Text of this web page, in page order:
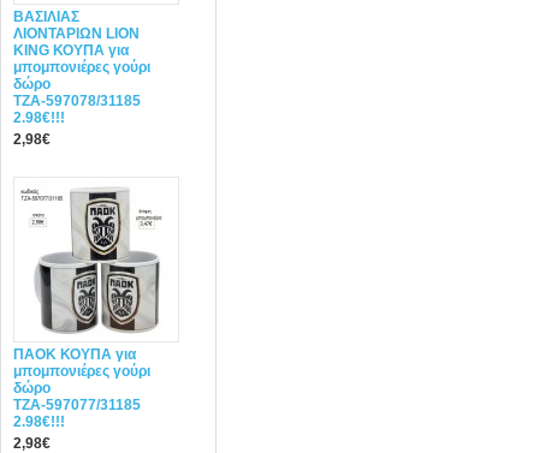
ΒΑΣΙΛΙΑΣ
ΛΙΟΝΤΑΡΙΩΝ LION
KING ΚΟΥΠΑ για
μπομπονιέρες γούρι
δώρο
ΤΖΑ-597078/31185
2.98€!!!
2,98€
ΠΑΟΚ ΚΟΥΠΑ για
μπομπονιέρες γούρι
δώρο
ΤΖΑ-597077/31185
2.98€!!!
2,98€